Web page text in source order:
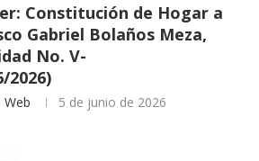
Constitución de Hogar a
Gabriel Bolaños Meza,
No. V-
2026)
Web 5 de junio de 2026